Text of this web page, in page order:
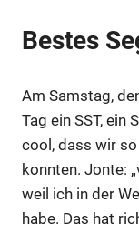
Bestes
Am Samstag,
Tag ein SST, ein
cool, dass wir
konnten. Jonte:
weil ich in der
habe. Das hat